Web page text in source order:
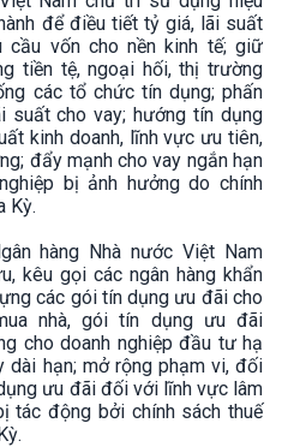
để điều tiết tỷ giá, lãi suất
cầu vốn cho nền kinh tế; giữ
tiền tệ, ngoại hối, thị trường
các tổ chức tín dụng; phấn
suất cho vay; hướng tín dụng
kinh doanh, lĩnh vực ưu tiên,
đẩy mạnh cho vay ngắn hạn
bị ảnh hưởng do chính
Kỳ.
hàng Nhà nước Việt Nam
kêu gọi các ngân hàng khẩn
các gói tín dụng ưu đãi cho
nhà, gói tín dụng ưu đãi
cho doanh nghiệp đầu tư hạ
dài hạn; mở rộng phạm vi, đối
ưu đãi đối với lĩnh vực lâm
tác động bởi chính sách thuế